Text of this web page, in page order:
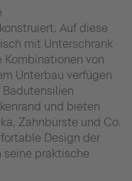
Auf diese
mit Unterschrank
Kombinationen von
Unterbau verfügen
und bieten
Zahnbürste und Co.
Design der
praktische